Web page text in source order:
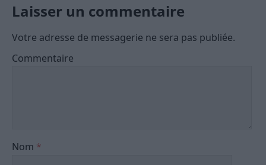
Laisser un commentaire
Votre adresse de messagerie ne sera pas publiée.
Commentaire
Nom *